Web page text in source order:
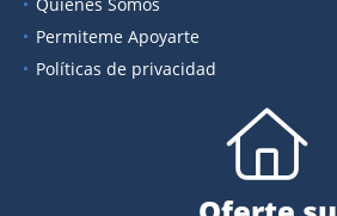
Quiénes Somos
Permiteme Apoyarte
Políticas de privacidad